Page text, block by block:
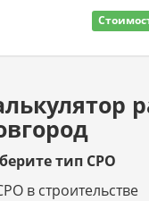
тип СРО
в строительстве